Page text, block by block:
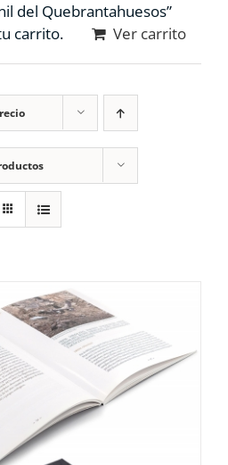
del Quebrantahuesos”
carrito.
Ver carrito